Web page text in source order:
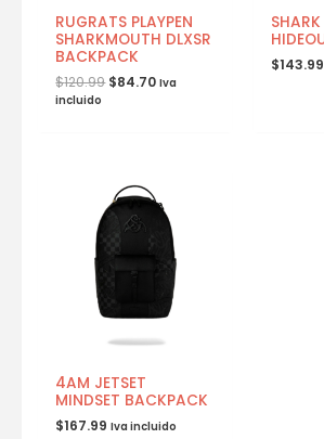
RUGRATS PLAYPEN
SHARKMOUTH DLXSR
BACKPACK
$120.99 $84.70 Iva
incluido
$143.99
4AM JETSET
MINDSET BACKPACK
$167.99 Iva incluido